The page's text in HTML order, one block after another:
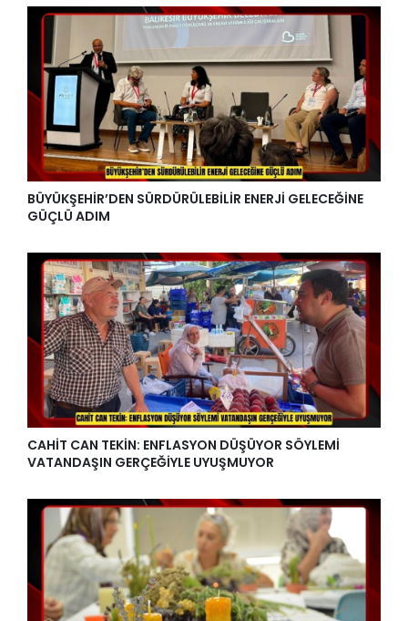
BÜYÜKŞEHİR’DEN SÜRDÜRÜLEBİLİR ENERJİ GELECEĞİNE
GÜÇLÜ ADIM
CAHİT CAN TEKİN: ENFLASYON DÜŞÜYOR SÖYLEMİ
VATANDAŞIN GERÇEĞİYLE UYUŞMUYOR